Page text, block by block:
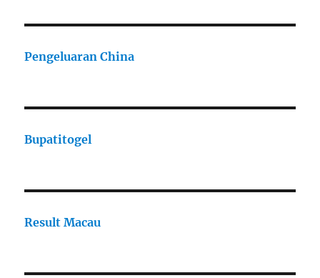
Pengeluaran China
Bupatitogel
Result Macau